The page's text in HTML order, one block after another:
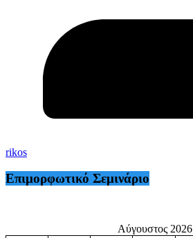
rikos
Επιμορφωτικό Σεμινάριο
Αύγουστος 2026